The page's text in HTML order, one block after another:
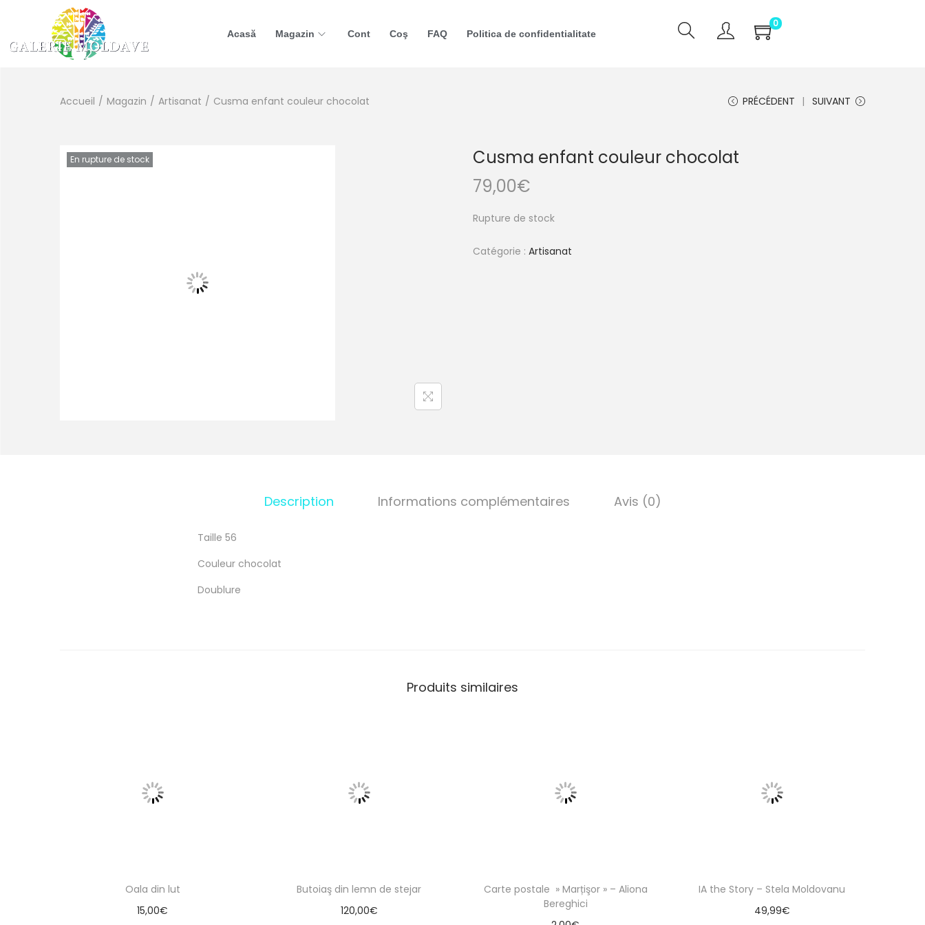
Acasă Magazin Cont Coş FAQ Politica de confidentialitate
0
Accueil / Magazin / Artisanat / Cusma enfant couleur chocolat PRÉCÉDENT SUIVANT
En rupture de stock
Cusma enfant couleur chocolat
79,00€
Rupture de stock
Catégorie : Artisanat
Description Informations complémentaires Avis (0)
Taille 56
Couleur chocolat
Doublure
Produits similaires
Oala din lut
15,00€
Butoiaş din lemn de stejar
120,00€
Carte postale » Marțişor » – Aliona
Bereghici
IA the Story – Stela Moldovanu
49,99€